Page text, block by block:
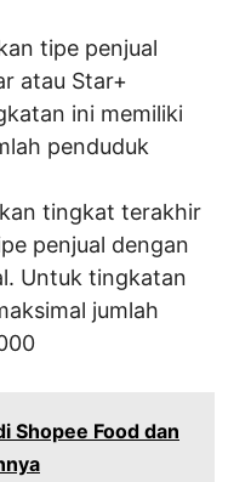
tipe penjual
atau Star+
ini memiliki
penduduk
tingkat terakhir
penjual dengan
Untuk tingkatan
jumlah
Shopee Food dan